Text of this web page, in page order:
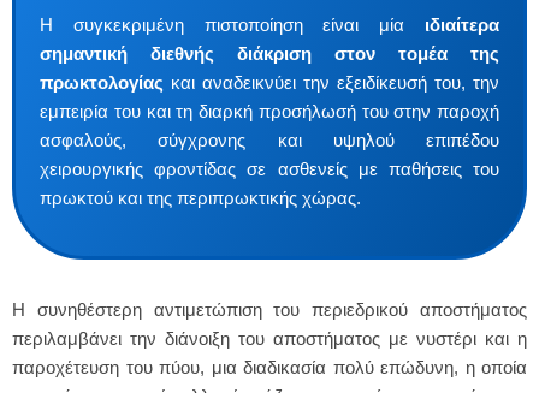
Η συγκεκριμένη πιστοποίηση είναι μία ιδιαίτερα
σημαντική διεθνής διάκριση στον τομέα της
πρωκτολογίας και αναδεικνύει την εξειδίκευσή του, την
εμπειρία του και τη διαρκή προσήλωσή του στην παροχή
ασφαλούς, σύγχρονης και υψηλού επιπέδου
χειρουργικής φροντίδας σε ασθενείς με παθήσεις του
πρωκτού και της περιπρωκτικής χώρας.
Η συνηθέστερη αντιμετώπιση του περιεδρικού αποστήματος
περιλαμβάνει την διάνοιξη του αποστήματος με νυστέρι και η
παροχέτευση του πύου, μια διαδικασία πολύ επώδυνη, η οποία